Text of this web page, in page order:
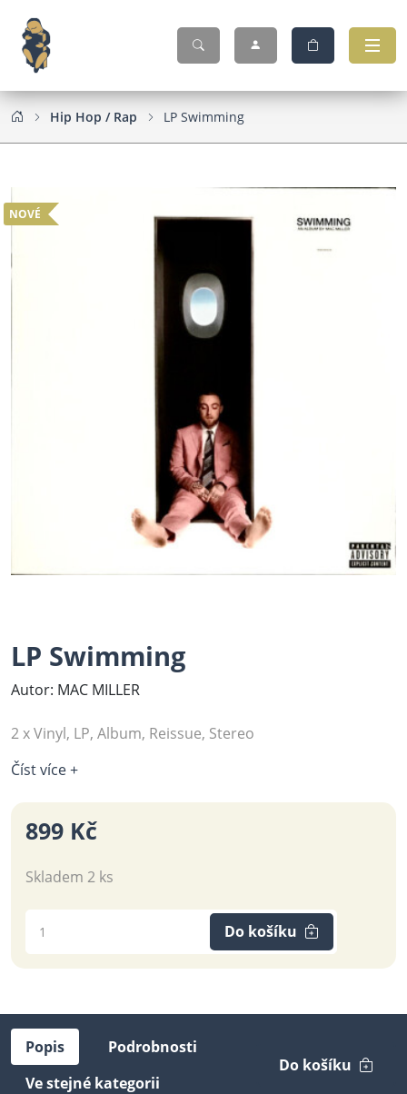
Hip Hop / Rap LP Swimming
NOVÉ
LP Swimming
Autor: MAC MILLER
2 x Vinyl, LP, Album, Reissue, Stereo
Číst více +
899 Kč
Skladem 2 ks
Do košíku
Popis
Podrobnosti
Ve stejné kategorii
Do košíku